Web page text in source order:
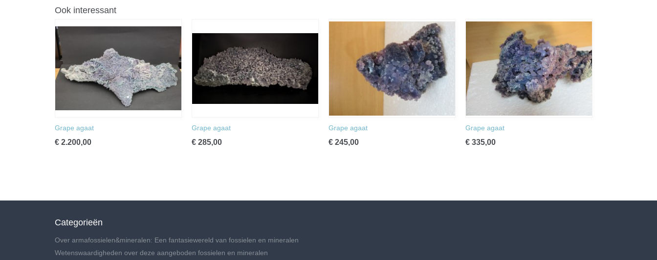
Ook interessant
Grape agaat
€ 2.200,00
Grape agaat
€ 285,00
Grape agaat
€ 245,00
Grape agaat
€ 335,00
Categorieën
Over armafossielen&mineralen: Een fantasiewereld van fossielen en mineralen
Wetenswaardigheden over deze aangeboden fossielen en mineralen